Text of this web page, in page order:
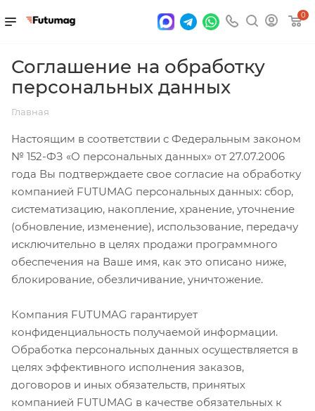
0
Соглашение на обработку
персональных данных
Главная
Настоящим в соответствии с Федеральным законом
№ 152-ФЗ «О персональных данных» от 27.07.2006
года Вы подтверждаете свое согласие на обработку
компанией FUTUMAG персональных данных: сбор,
систематизацию, накопление, хранение, уточнение
(обновление, изменение), использование, передачу
исключительно в целях продажи программного
обеспечения на Ваше имя, как это описано ниже,
блокирование, обезличивание, уничтожение.
Компания FUTUMAG гарантирует
конфиденциальность получаемой информации.
Обработка персональных данных осуществляется в
целях эффективного исполнения заказов,
договоров и иных обязательств, принятых
компанией FUTUMAG в качестве обязательных к